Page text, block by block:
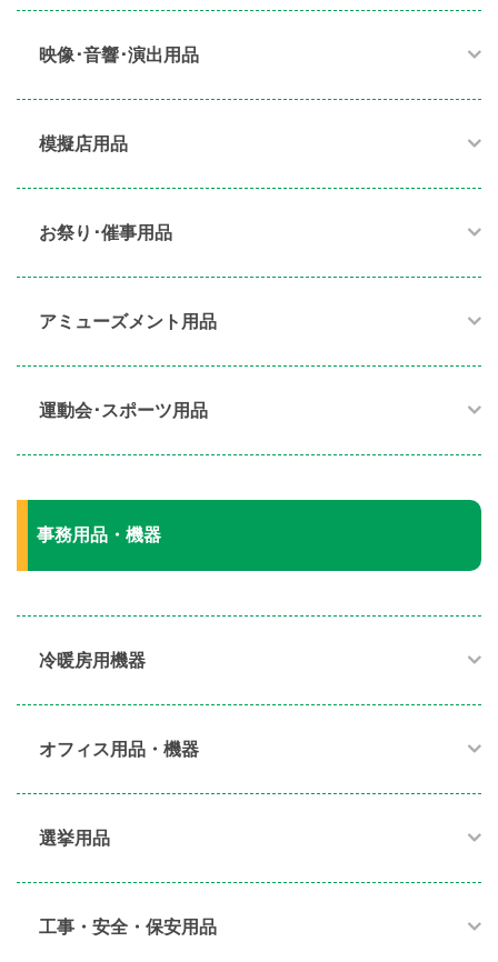
映像･音響･演出用品​
模擬店用品​
お祭り･催事用品​
アミューズメント用品​
運動会･スポーツ用品​
事務用品・機器
冷暖房用機器​
オフィス用品・機器​
選挙用品
工事・安全・保安用品